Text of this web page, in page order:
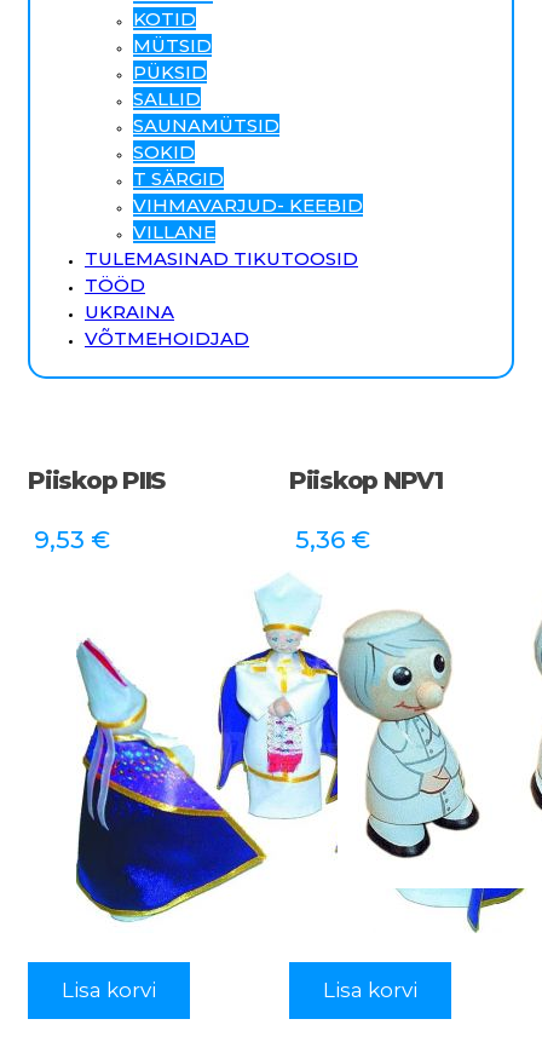
KOTID
MÜTSID
PÜKSID
SALLID
SAUNAMÜTSID
SOKID
T SÄRGID
VIHMAVARJUD- KEEBID
VILLANE
TULEMASINAD TIKUTOOSID
TÖÖD
UKRAINA
VÕTMEHOIDJAD
Piiskop PIIS
9,53 €
Lisa korvi
Piiskop NPV1
5,36 €
Lisa korvi